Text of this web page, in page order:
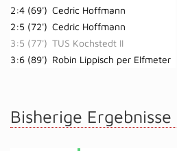
2:4 (69') Cedric Hoffmann
2:5 (72') Cedric Hoffmann
3:5 (77') TUS Kochstedt II
3:6 (89') Robin Lippisch per Elfmeter
Bisherige Ergebnisse